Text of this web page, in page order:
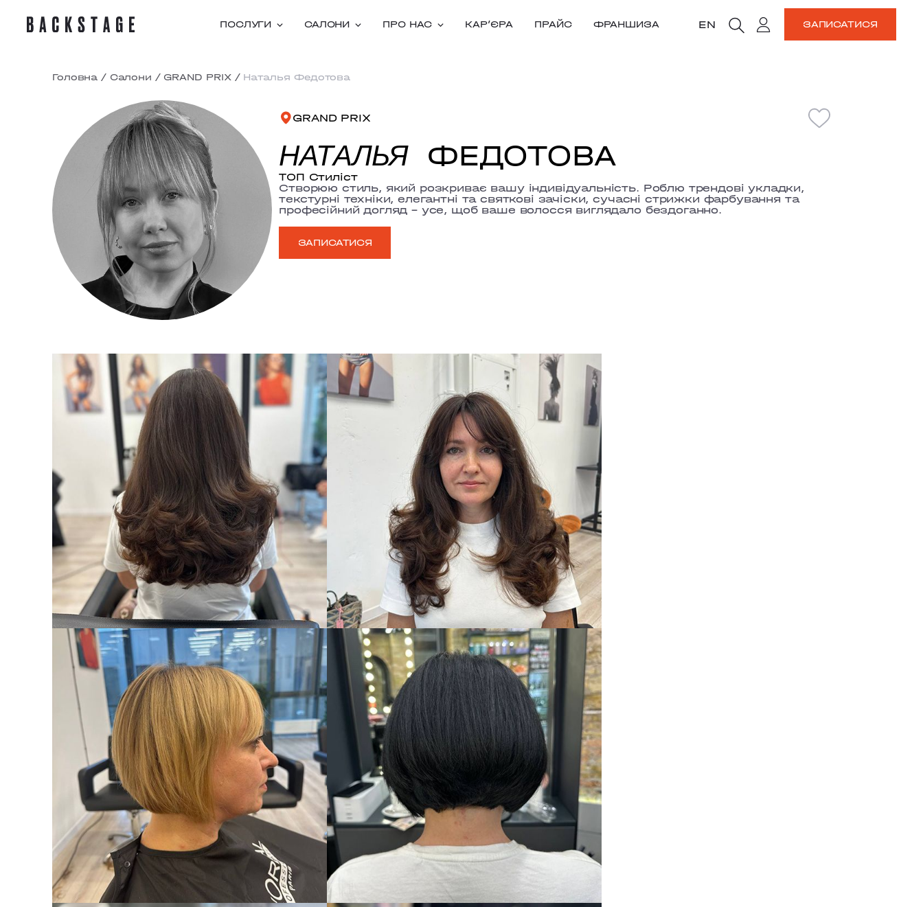
ПОСЛУГИ САЛОНИ ПРО НАС КАРʼЄРА ПРАЙС ФРАНШИЗА EN ЗАПИСАТИСЯ
Головна / Салони / GRAND PRIX / Наталья Федотова
GRAND PRIX
НАТАЛЬЯ ФЕДОТОВА
ТОП Стиліст
Створюю стиль, який розкриває вашу індивідуальність. Роблю трендові укладки,
текстурні техніки, елегантні та святкові зачіски, сучасні стрижки фарбування та
професійний догляд – усе, щоб ваше волосся виглядало бездоганно.
ЗАПИСАТИСЯ